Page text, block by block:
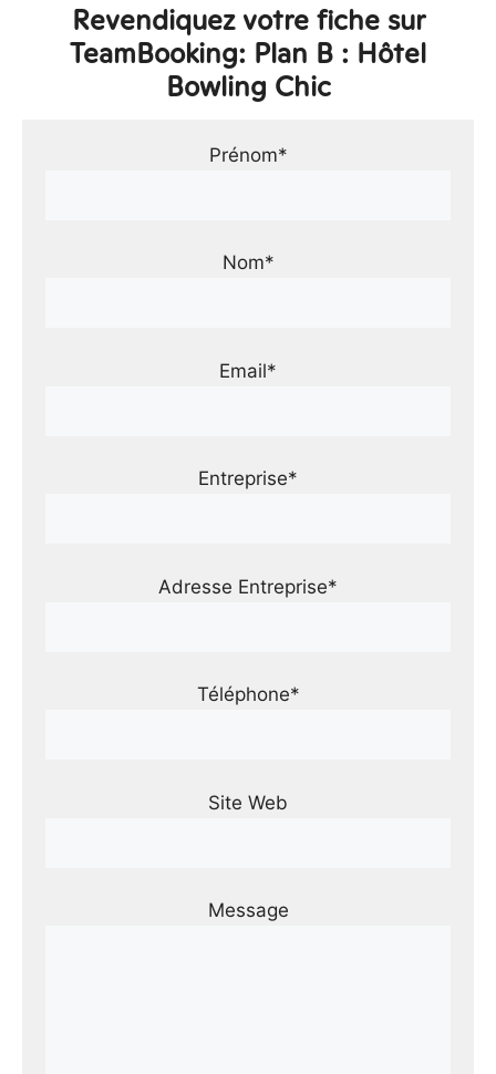
Revendiquez votre fiche sur
TeamBooking: Plan B : Hôtel
Bowling Chic
Prénom*
Nom*
Email*
Entreprise*
Adresse Entreprise*
Téléphone*
Site Web
Message